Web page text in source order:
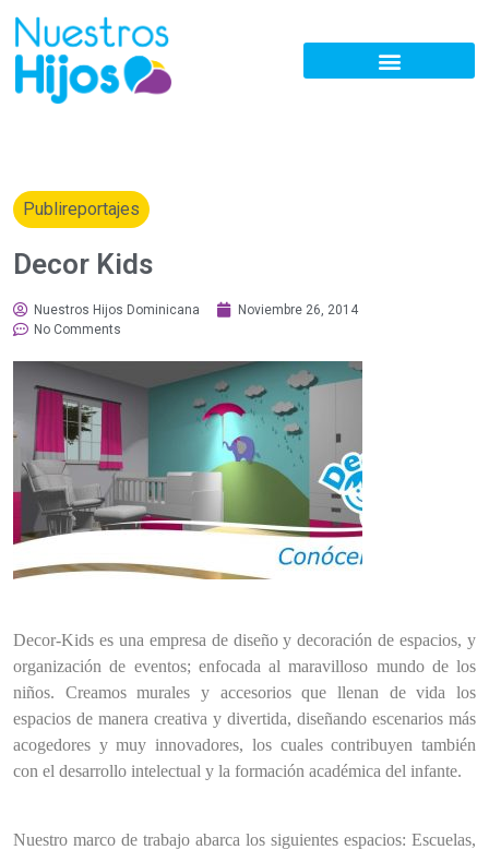
Publireportajes
Decor Kids
Nuestros Hijos Dominicana
Noviembre 26, 2014
No Comments
Decor-Kids es una empresa de diseño y decoración de espacios, y
organización de eventos; enfocada al maravilloso mundo de los
niños. Creamos murales y accesorios que llenan de vida los
espacios de manera creativa y divertida, diseñando escenarios más
acogedores y muy innovadores, los cuales contribuyen también
con el desarrollo intelectual y la formación académica del infante.
Nuestro marco de trabajo abarca los siguientes espacios: Escuelas,